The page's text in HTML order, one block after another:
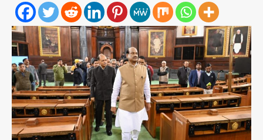
2
Greater Noida: बाइक सवार को बचाते
समय निर्माणाधीन नाले में गिरी कार, ड्राइवर
बाल-बाल बचा
Avinash Kumar